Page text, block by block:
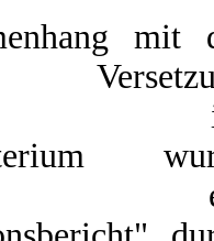
mit